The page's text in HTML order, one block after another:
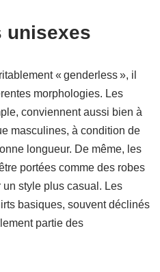
unisexes
« genderless », il
morphologies. Les
conviennent aussi bien à
masculines, à condition de
longueur. De même, les
portées comme des robes
style plus casual. Les
basiques, souvent déclinés
partie des